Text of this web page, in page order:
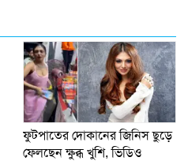
ফুটপাতের দোকানের জিনিস ছুড়ে
ফেলছেন ক্ষুব্ধ খুশি, ভিডিও